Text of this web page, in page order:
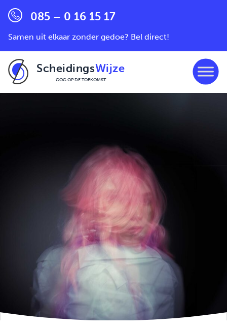
085 – 0 16 15 17
Samen uit elkaar zonder gedoe? Bel direct!
ScheidingsWijze
OOG OP DE TOEKOMST